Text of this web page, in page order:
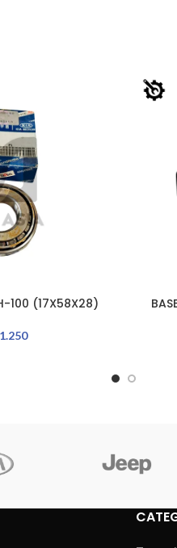
100 (17X58X28)